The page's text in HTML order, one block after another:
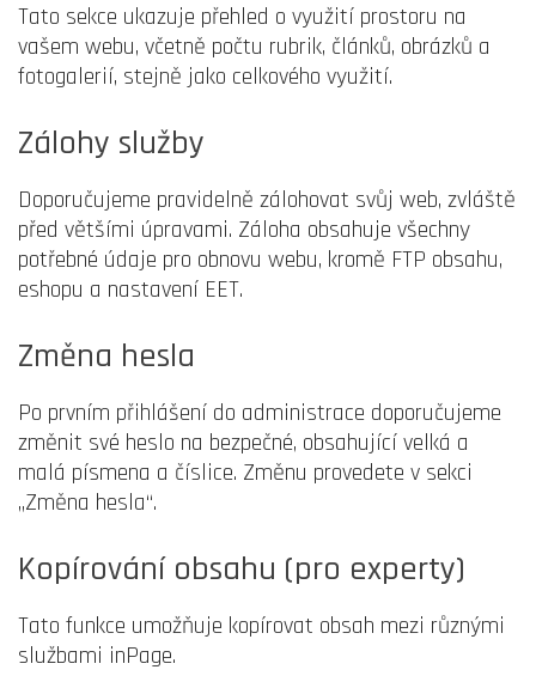
Tato sekce ukazuje přehled o využití prostoru na
vašem webu, včetně počtu rubrik, článků, obrázků a
fotogalerií, stejně jako celkového využití.
Zálohy služby
Doporučujeme pravidelně zálohovat svůj web, zvláště
před většími úpravami. Záloha obsahuje všechny
potřebné údaje pro obnovu webu, kromě FTP obsahu,
eshopu a nastavení EET.
Změna hesla
Po prvním přihlášení do administrace doporučujeme
změnit své heslo na bezpečné, obsahující velká a
malá písmena a číslice. Změnu provedete v sekci
„Změna hesla“.
Kopírování obsahu (pro experty)
Tato funkce umožňuje kopírovat obsah mezi různými
službami inPage.